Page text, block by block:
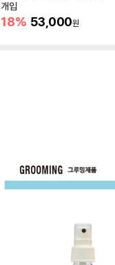
개입
18% 53,000원